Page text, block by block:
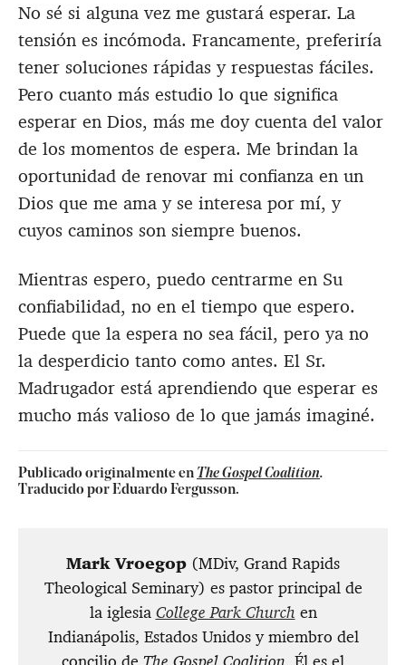
No sé si alguna vez me gustará esperar. La
tensión es incómoda. Francamente, preferiría
tener soluciones rápidas y respuestas fáciles.
Pero cuanto más estudio lo que significa
esperar en Dios, más me doy cuenta del valor
de los momentos de espera. Me brindan la
oportunidad de renovar mi confianza en un
Dios que me ama y se interesa por mí, y
cuyos caminos son siempre buenos.
Mientras espero, puedo centrarme en Su
confiabilidad, no en el tiempo que espero.
Puede que la espera no sea fácil, pero ya no
la desperdicio tanto como antes. El Sr.
Madrugador está aprendiendo que esperar es
mucho más valioso de lo que jamás imaginé.
Publicado originalmente en The Gospel Coalition.
Traducido por Eduardo Fergusson.
Mark Vroegop (MDiv, Grand Rapids
Theological Seminary) es pastor principal de
la iglesia College Park Church en
Indianápolis, Estados Unidos y miembro del